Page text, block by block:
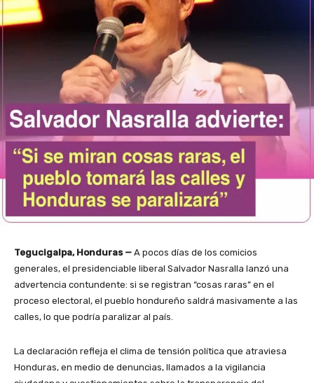
Tegucigalpa, Honduras — A pocos días de los comicios
generales, el presidenciable liberal Salvador Nasralla lanzó una
advertencia contundente: si se registran “cosas raras” en el
proceso electoral, el pueblo hondureño saldrá masivamente a las
calles, lo que podría paralizar al país.
La declaración refleja el clima de tensión política que atraviesa
Honduras, en medio de denuncias, llamados a la vigilancia